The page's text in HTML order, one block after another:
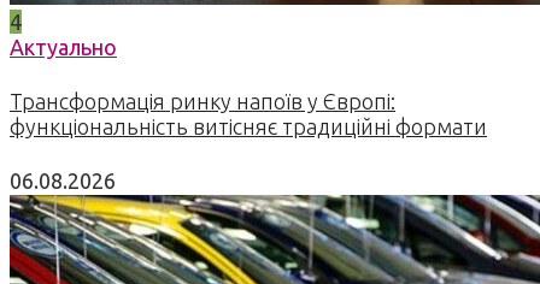
4
Актуально
Трансформація ринку напоїв у Європі:
функціональність витісняє традиційні формати
06.08.2026